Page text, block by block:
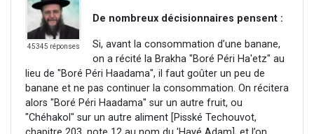
45345 réponses
De nombreux décisionnaires pensent :
Si, avant la consommation d’une banane,
on a récité la Brakha "Boré Péri Ha'etz" au
lieu de "Boré Péri Haadama", il faut goûter un peu de
banane et ne pas continuer la consommation. On récitera
alors "Boré Péri Haadama" sur un autre fruit, ou
"Chéhakol" sur un autre aliment [Pisské Techouvot,